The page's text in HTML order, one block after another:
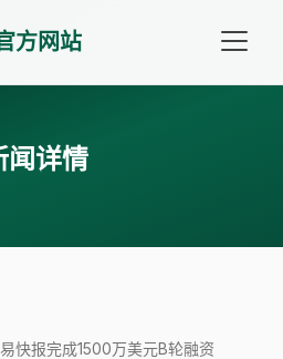
方网站
闻详情
快报完成1500万美元B轮融资